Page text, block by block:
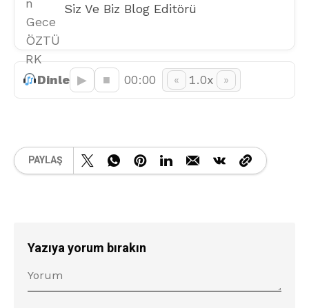
Siz Ve Biz Blog Editörü
Dinle ▶︎ ■ 00:00 « 1.0x »
PAYLAŞ
Yazıya yorum bırakın